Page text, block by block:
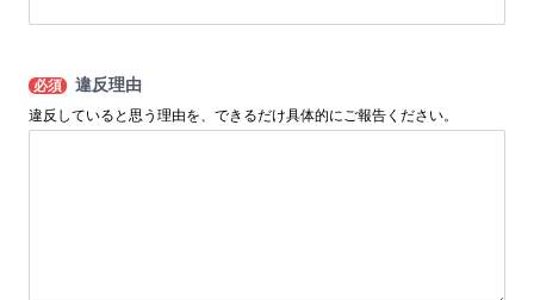
必須 違反理由
違反していると思う理由を、できるだけ具体的にご報告ください。